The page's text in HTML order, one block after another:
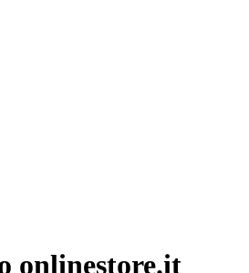
onlinestore.it